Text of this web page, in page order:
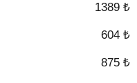
1389 ₺
604 ₺
875 ₺